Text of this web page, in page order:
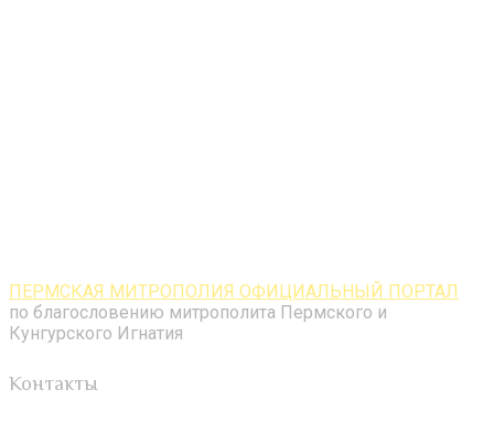
ПЕРМСКАЯ МИТРОПОЛИЯ ОФИЦИАЛЬНЫЙ ПОРТАЛ
по благословению митрополита Пермского и
Кунгурского Игнатия
Контакты